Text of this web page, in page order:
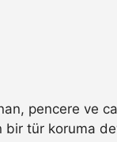
pencere ve
bir tür koruma